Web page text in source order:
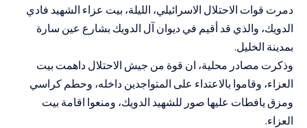
دمرت قوات الاحتلال الاسرائيلي، الليلة، بيت عزاء الشهيد فادي
الدويك، والذي قد أقيم في ديوان آل الدويك بشارع عين سارة
بمدينة الخليل.
وذكرت مصادر محلية، ان قوة من جيش الاحتلال داهمت بيت
العزاء، وقاموا بالاعتداء على المتواجدين داخله، وحطم كراسي
ومزق يافطات عليها صور للشهيد الدويك، ومنعوا اقامة بيت
العزاء.